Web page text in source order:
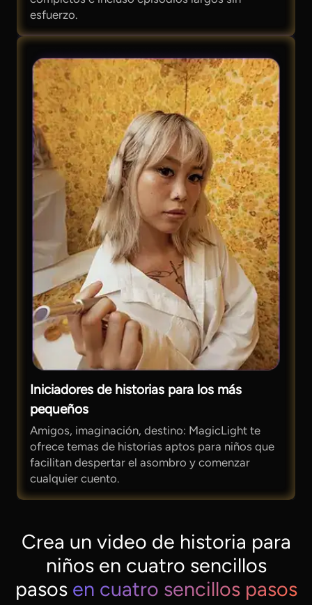
esfuerzo.
Iniciadores de historias para los más
pequeños
Amigos, imaginación, destino: MagicLight te
ofrece temas de historias aptos para niños que
facilitan despertar el asombro y comenzar
cualquier cuento.
Crea un video de historia para
niños en cuatro sencillos
pasosen cuatro sencillos pasos